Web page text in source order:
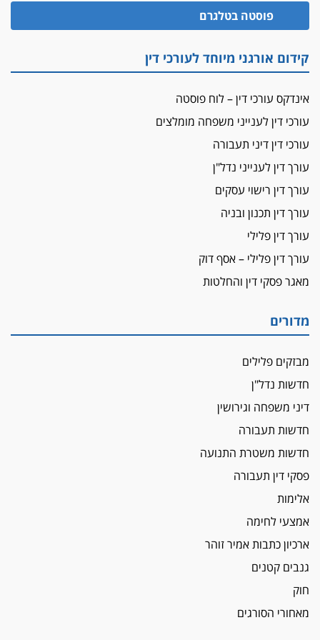
מאסר בפועל לעו"ד מהצפון שהגיש תביעות
פיקטיביות בשם פלסטינים
על המידתיות
ביה"ד המשמעתי ביטל השעיה לצמיתות של
אשם
עו"ד הלל בבייב הורשע בהונאת עשרות לקוחות,
ההסדר: 7-9 שנות מאסר
דין ומקרקעין
עורך דין ברמת השרון נחקר בחשד למרמה בעסקת
נדל"ן
"אני מכינה 5-6 ג'וינטים ביום"
תובעת משטרתית פוטרה בחשד לעישון סמים
שנחשף בפעילות בלשים בטלגרם
לא בכל יום
הכנסת אישרה
איבה
איתות מירושלים
יו"ר המחוז צ'צ'קס מכנס ישיבה להדחת
מחאת הפרקליטים והסנגורים
עם השופטים
הביקורת חוגגת
מבקר לשכת עורכי הדין בתביעה נגד "איכות
נכנס לאינדקס
לפני נקיטת צעדים
פוסטה בטלגרם
קידום אורגני מיוחד לעורכי דין
אינדקס עורכי דין – לוח פוסטה
עורכי דין לענייני משפחה מומלצים
עורכי דין דיני תעבורה
עורך דין לענייני נדל"ן
עורך דין רישוי עסקים
עורך דין תכנון ובניה
עורך דין פלילי
עורך דין פלילי – אסף דוק
מאגר פסקי דין והחלטות
מדורים
מבזקים פלילים
חדשות נדל"ן
דיני משפחה וגירושין
חדשות תעבורה
חדשות משטרת התנועה
פסקי דין תעבורה
אלימות
אמצעי לחימה
ארכיון כתבות אמיר זוהר
גנבים קטנים
חוק
מאחורי הסורגים